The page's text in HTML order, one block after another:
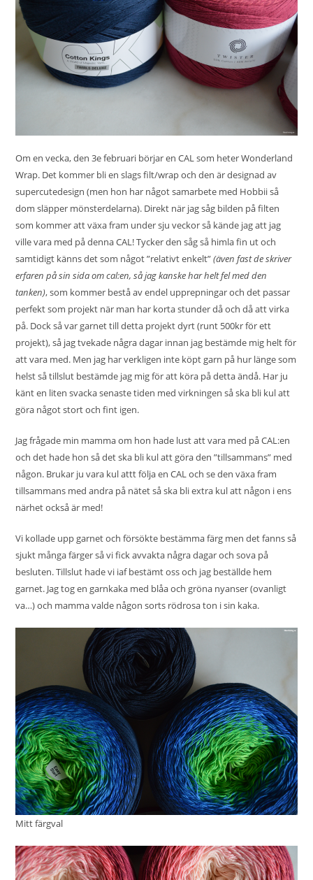
Om en vecka, den 3e februari börjar en CAL som heterWonderland
Wrap. Det kommer bli en slags filt/wrap och den är designad av
supercutedesign (men hon har något samarbete med Hobbii så
dom släpper mönsterdelarna). Direkt när jag såg bilden på filten
som kommer att växa fram under sju veckor så kände jag att jag
ville vara med på denna CAL! Tycker den såg så himla fin ut och
samtidigt känns det som något ”relativt enkelt”(även fast de skriver
erfaren på sin sida om cal:en, så jag kanske har helt fel med den
tanken), som kommer bestå av endel upprepningar och det passar
perfekt som projekt när man har korta stunder då och då att virka
på. Dock så var garnet till detta projekt dyrt (runt 500kr för ett
projekt), så jag tvekade några dagar innan jag bestämde mig helt för
att vara med. Men jag har verkligen inte köpt garn på hur länge som
helst så tillslut bestämde jag mig för att köra på detta ändå. Har ju
känt en liten svacka senaste tiden med virkningen så ska bli kul att
göra något stort och fint igen.
Jag frågade min mamma om hon hade lust att vara med på CAL:en
och det hade hon så det ska bli kul att göra den ”tillsammans” med
någon. Brukar ju vara kul attt följa en CAL och se den växa fram
tillsammans med andra på nätet så ska bli extra kul att någon i ens
närhet också är med!
Vi kollade upp garnet och försökte bestämma färg men det fanns så
sjukt många färger så vi fick avvakta några dagar och sova på
besluten. Tillslut hade vi iaf bestämt oss och jag beställde hem
garnet. Jag tog en garnkaka med blåa och gröna nyanser (ovanligt
va…) och mamma valde någon sorts rödrosa ton i sin kaka.
Mitt färgval